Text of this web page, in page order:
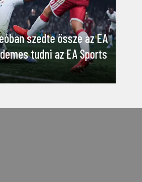
szedte össze az EA
tudni az EA Sports